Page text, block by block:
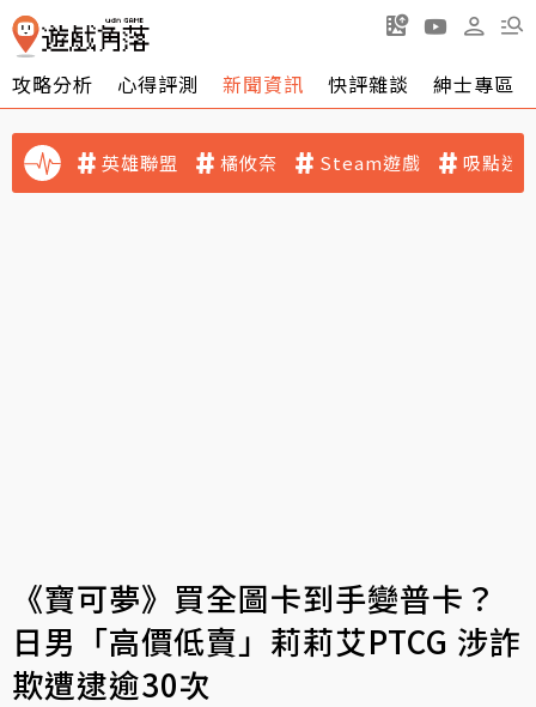
攻略分析 心得評測 新聞資訊 快評雜談 紳士專區
英雄聯盟 橘攸奈 Steam遊戲 吸點迷
《寶可夢》買全圖卡到手變普卡？
日男「高價低賣」莉莉艾PTCG 涉詐
欺遭逮逾30次